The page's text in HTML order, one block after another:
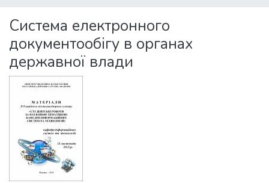
Statistics
Система електронного
документообігу в органах
державної влади